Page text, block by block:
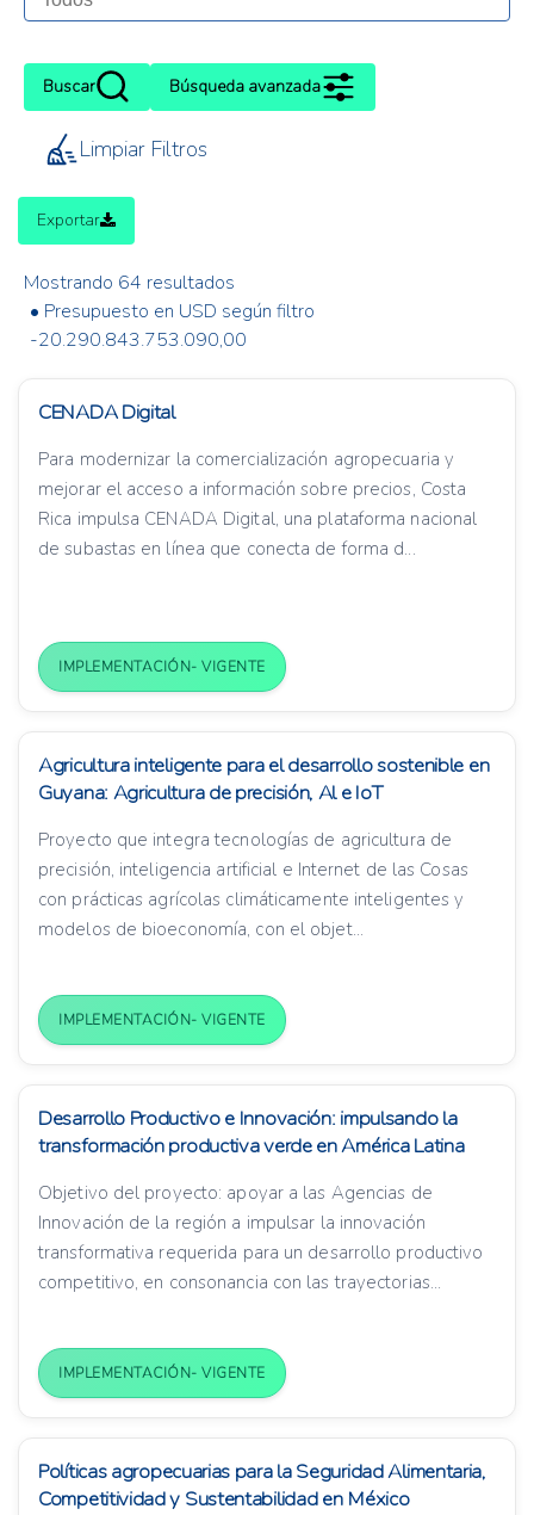
Buscar Búsqueda avanzada
Limpiar Filtros
Exportar
Mostrando 64 resultados
• Presupuesto en USD según filtro
-20.290.843.753.090,00
CENADA Digital
Para modernizar la comercialización agropecuaria y
mejorar el acceso a información sobre precios, Costa
Rica impulsa CENADA Digital, una plataforma nacional
de subastas en línea que conecta de forma d...
IMPLEMENTACIÓN- VIGENTE
Agricultura inteligente para el desarrollo sostenible en
Guyana: Agricultura de precisión, Al e IoT
Proyecto que integra tecnologías de agricultura de
precisión, inteligencia artificial e Internet de las Cosas
con prácticas agrícolas climáticamente inteligentes y
modelos de bioeconomía, con el objet...
IMPLEMENTACIÓN- VIGENTE
Desarrollo Productivo e Innovación: impulsando la
transformación productiva verde en América Latina
Objetivo del proyecto: apoyar a las Agencias de
Innovación de la región a impulsar la innovación
transformativa requerida para un desarrollo productivo
competitivo, en consonancia con las trayectorias...
IMPLEMENTACIÓN- VIGENTE
Políticas agropecuarias para la Seguridad Alimentaria,
Competitividad y Sustentabilidad en México